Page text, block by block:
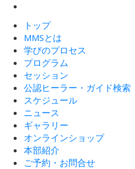
トップ
MMSとは
学びのプロセス
プログラム
セッション
公認ヒーラー・ガイド検索
スケジュール
ニュース
ギャラリー
オンラインショップ
本部紹介
ご予約・お問合せ